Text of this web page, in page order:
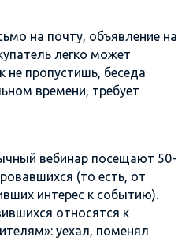
на почту, объявление на
легко может
не пропустишь, беседа
времени, требует
вебинар посещают 50-
(то есть, от
интерес к событию).
относятся к
уехал, поменял